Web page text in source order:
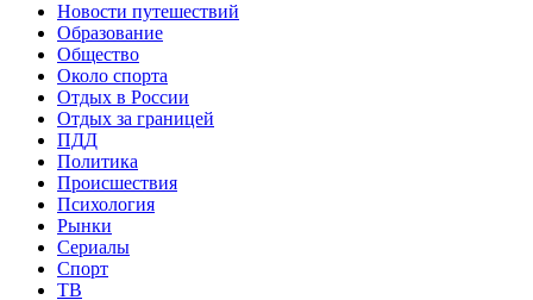
Новости путешествий
Образование
Общество
Около спорта
Отдых в России
Отдых за границей
ПДД
Политика
Происшествия
Психология
Рынки
Сериалы
Спорт
ТВ